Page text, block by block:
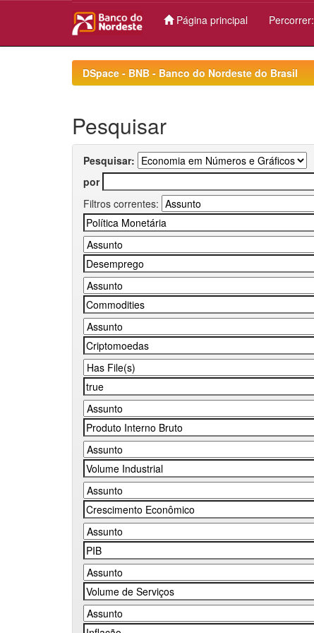
Página principal Percorrer:
DSpace - BNB - Banco do Nordeste do Brasil
Pesquisar
Pesquisar:
por
Filtros correntes: